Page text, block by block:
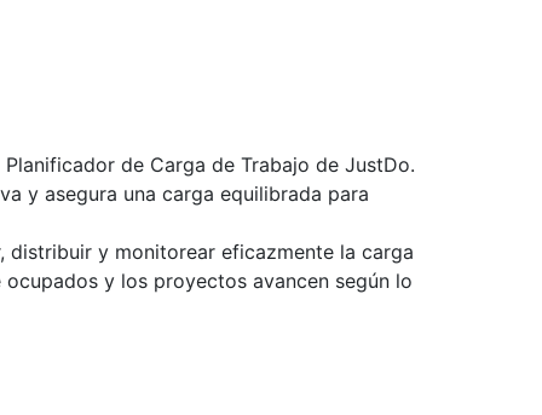
de Carga de Trabajo de JustDo.
y asegura una carga equilibrada para
distribuir y monitorear eficazmente la carga
y los proyectos avancen según lo